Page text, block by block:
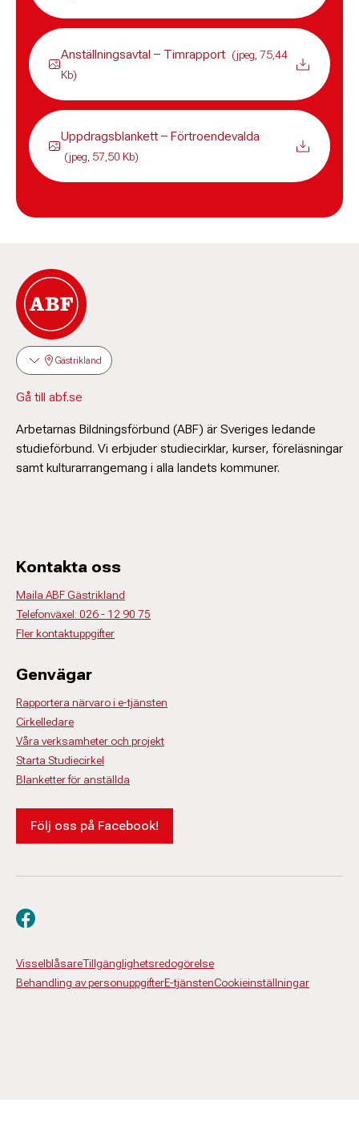
Anställningsavtal – Timrapport (jpeg, 75,44
Kb)
Uppdragsblankett – Förtroendevalda
(jpeg, 57,50 Kb)
Gästrikland
Gå till abf.se
Arbetarnas Bildningsförbund (ABF) är Sveriges ledande
studieförbund. Vi erbjuder studiecirklar, kurser, föreläsningar
samt kulturarrangemang i alla landets kommuner.
Kontakta oss
Maila ABF Gästrikland
Telefonväxel: 026 - 12 90 75
Fler kontaktuppgifter
Genvägar
Rapportera närvaro i e-tjänsten
Cirkelledare
Våra verksamheter och projekt
Starta Studiecirkel
Blanketter för anställda
Följ oss på Facebook!
VisselblåsareTillgänglighetsredogörelse
Behandling av personuppgifterE-tjänstenCookieinställningar
Besök oss på facebook